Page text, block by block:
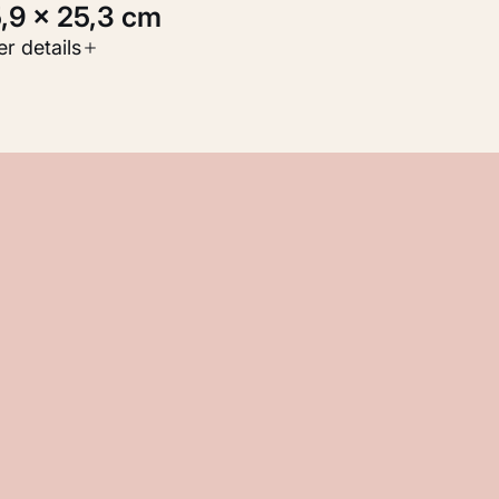
× 25,3 cm
werk
details